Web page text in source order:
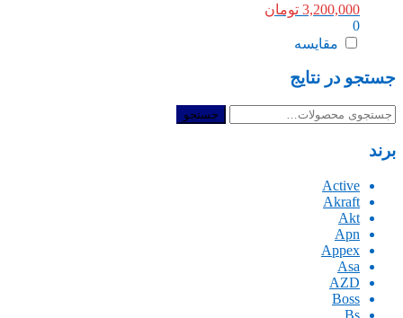
3,200,000 تومان
0
مقایسه
جستجو در نتایج
جستجو
جستجو
برند
Active
Akraft
Akt
Apn
Appex
Asa
AZD
Boss
Bs